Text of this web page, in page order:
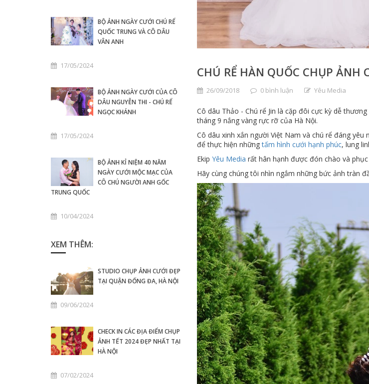
BỘ ẢNH NGÀY CƯỚI CHÚ RỂ
QUỐC TRUNG VÀ CÔ DÂU
VÂN ANH
17/05/2024
BỘ ẢNH NGÀY CƯỚI CỦA CÔ
DÂU NGUYỄN THI - CHÚ RỂ
NGỌC KHÁNH
17/05/2024
BỘ ẢNH KỈ NIỆM 40 NĂM
NGÀY CƯỚI MỘC MẠC CỦA
CÔ CHÚ NGƯỜI ANH GỐC
TRUNG QUỐC
10/04/2024
XEM THÊM:
STUDIO CHỤP ẢNH CƯỚI ĐẸP
TẠI QUẬN ĐỐNG ĐA, HÀ NỘI
09/06/2024
CHECK IN CÁC ĐỊA ĐIỂM CHỤP
ẢNH TẾT 2024 ĐẸP NHẤT TẠI
HÀ NỘI
07/02/2024
CHÚ RỂ HÀN QUỐC CHỤP ẢNH
26/09/2018 0 bình luận Yêu Media
Cô dâu Thảo - Chú rể Jin là cặp đôi cực kỳ dễ
tháng 9 nắng vàng rực rỡ của Hà Nội.
Cô dâu xinh xắn người Việt Nam và chú rể đáng
để thực hiện nhữngtấm hình cưới hạnh phúc, lung
Ekip Yêu Media rất hân hạnh được đón chào và
Hãy cùng chúng tôi nhìn ngắm những bức ảnh tràn